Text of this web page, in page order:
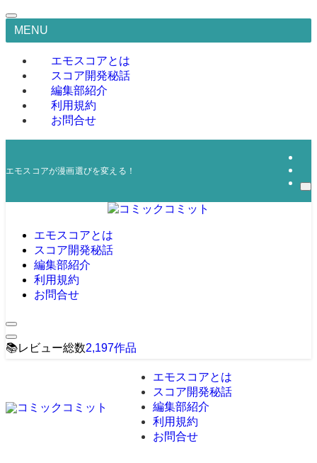
MENU
エモスコアとは
スコア開発秘話
編集部紹介
利用規約
お問合せ
エモスコアが漫画選びを変える！
エモスコアとは
スコア開発秘話
編集部紹介
利用規約
お問合せ
📚レビュー総数2,197作品
エモスコアとは
スコア開発秘話
編集部紹介
利用規約
お問合せ